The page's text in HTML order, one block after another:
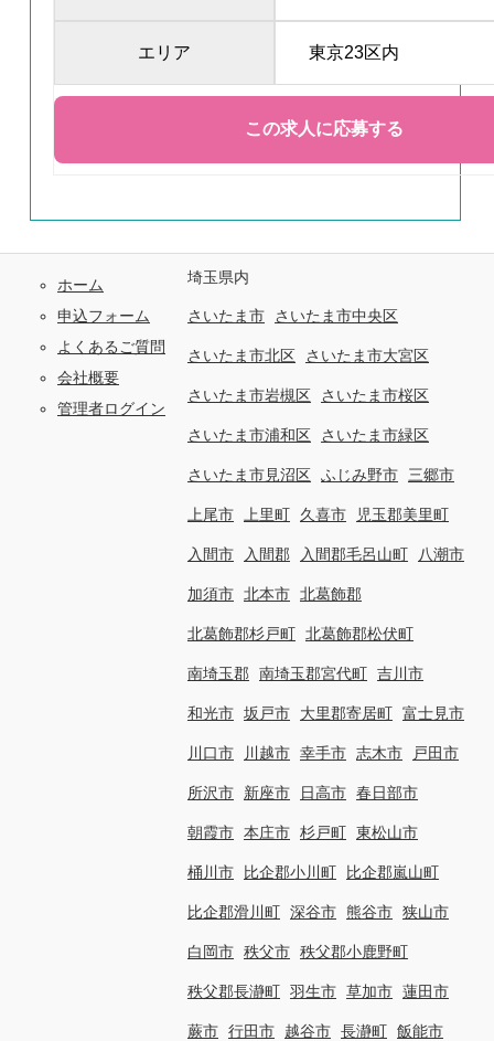
エリア 東京23区内
ホーム
申込フォーム
よくあるご質問
会社概要
管理者ログイン
埼玉県内
さいたま市 さいたま市中央区
さいたま市北区 さいたま市大宮区
さいたま市岩槻区 さいたま市桜区
さいたま市浦和区 さいたま市緑区
さいたま市見沼区 ふじみ野市 三郷市
上尾市 上里町 久喜市 児玉郡美里町
入間市 入間郡 入間郡毛呂山町 八潮市
加須市 北本市 北葛飾郡
北葛飾郡杉戸町 北葛飾郡松伏町
南埼玉郡 南埼玉郡宮代町 吉川市
和光市 坂戸市 大里郡寄居町 富士見市
川口市 川越市 幸手市 志木市 戸田市
所沢市 新座市 日高市 春日部市
朝霞市 本庄市 杉戸町 東松山市
桶川市 比企郡小川町 比企郡嵐山町
比企郡滑川町 深谷市 熊谷市 狭山市
白岡市 秩父市 秩父郡小鹿野町
秩父郡長瀞町 羽生市 草加市 蓮田市
蕨市 行田市 越谷市 長瀞町 飯能市